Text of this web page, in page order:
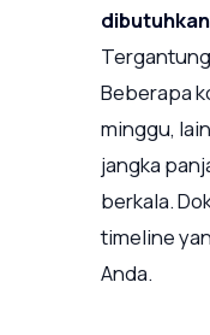
Beberapa
minggu,
jangka
berkala.
timeline
Anda.